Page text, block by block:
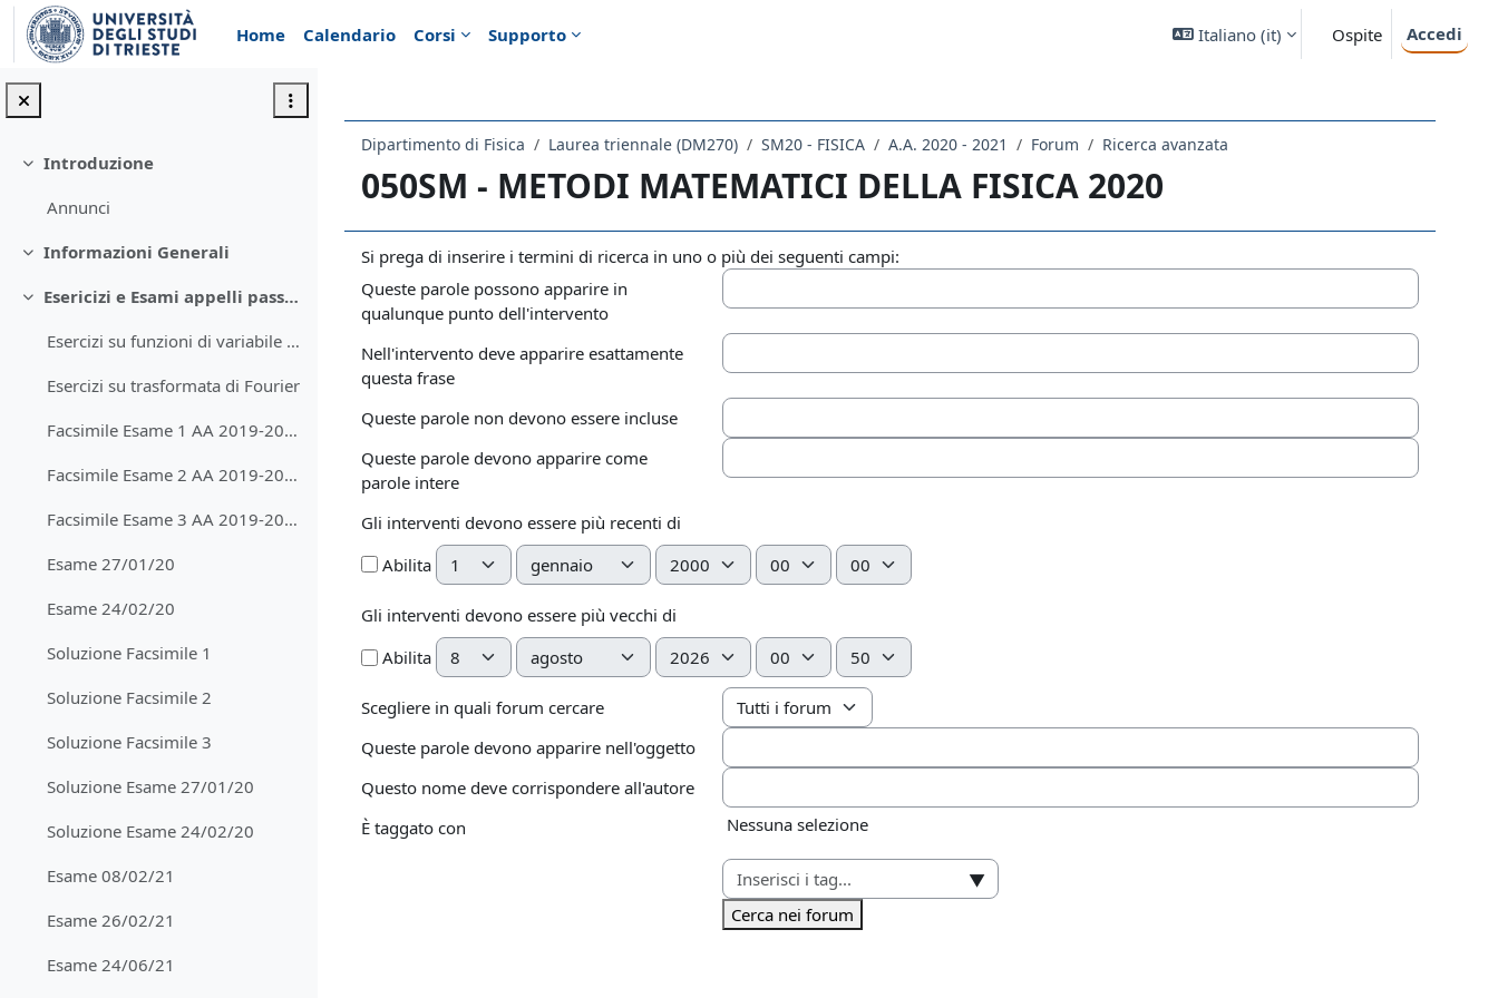
Vai al contenuto principale
Home
Calendario Corsi Supporto Italiano ‎(it)‎ Ospite Accedi
Minimizza
Introduzione
Annunci
Minimizza
Informazioni Generali
Minimizza
Esericizi e Esami appelli passati
Esercizi su funzioni di variabile complessa
Esercizi su trasformata di Fourier
Facsimile Esame 1 AA 2019-2020
Facsimile Esame 2 AA 2019-2020
Facsimile Esame 3 AA 2019-2020
Esame 27/01/20
Esame 24/02/20
Soluzione Facsimile 1
Soluzione Facsimile 2
Soluzione Facsimile 3
Soluzione Esame 27/01/20
Soluzione Esame 24/02/20
Esame 08/02/21
Esame 26/02/21
Esame 24/06/21
Dipartimento di Fisica Laurea triennale (DM270) SM20 - FISICA A.A. 2020 - 2021 Forum Ricerca avanzata
050SM - METODI MATEMATICI DELLA FISICA 2020
Si prega di inserire i termini di ricerca in uno o più dei seguenti campi:
Queste parole possono apparire in
qualunque punto dell'intervento
Nell'intervento deve apparire esattamente
questa frase
Queste parole non devono essere incluse
Queste parole devono apparire come
parole intere
Gli interventi devono essere più recenti di
Abilita Giorno Mese Anno Ora Minuto
Gli interventi devono essere più vecchi di
Abilita Giorno Mese Anno Ora Minuto
Scegliere in quali forum cercare
Queste parole devono apparire nell'oggetto
Questo nome deve corrispondere all'autore
È taggato con
Elementi selezionati:
Nessuna selezione
▼
Cerca nei forum